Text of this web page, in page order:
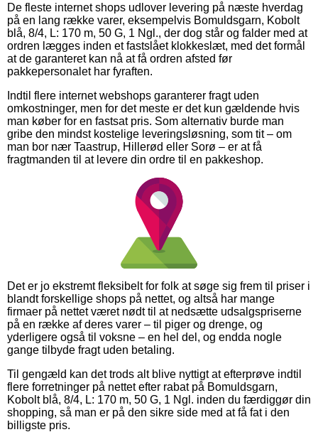
De fleste internet shops udlover levering på næste hverdag
på en lang række varer, eksempelvis Bomuldsgarn, Kobolt
blå, 8/4, L: 170 m, 50 G, 1 Ngl., der dog står og falder med at
ordren lægges inden et fastslået klokkeslæt, med det formål
at de garanteret kan nå at få ordren afsted før
pakkepersonalet har fyraften.
Indtil flere internet webshops garanterer fragt uden
omkostninger, men for det meste er det kun gældende hvis
man køber for en fastsat pris. Som alternativ burde man
gribe den mindst kostelige leveringsløsning, som tit – om
man bor nær Taastrup, Hillerød eller Sorø – er at få
fragtmanden til at levere din ordre til en pakkeshop.
Det er jo ekstremt fleksibelt for folk at søge sig frem til priser i
blandt forskellige shops på nettet, og altså har mange
firmaer på nettet været nødt til at nedsætte udsalgspriserne
på en række af deres varer – til piger og drenge, og
yderligere også til voksne – en hel del, og endda nogle
gange tilbyde fragt uden betaling.
Til gengæld kan det trods alt blive nyttigt at efterprøve indtil
flere forretninger på nettet efter rabat på Bomuldsgarn,
Kobolt blå, 8/4, L: 170 m, 50 G, 1 Ngl. inden du færdiggør din
shopping, så man er på den sikre side med at få fat i den
billigste pris.